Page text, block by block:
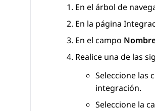
En el árbol de
En la página
En el campo
Realice una de las
Seleccione las
integración.
Seleccione la